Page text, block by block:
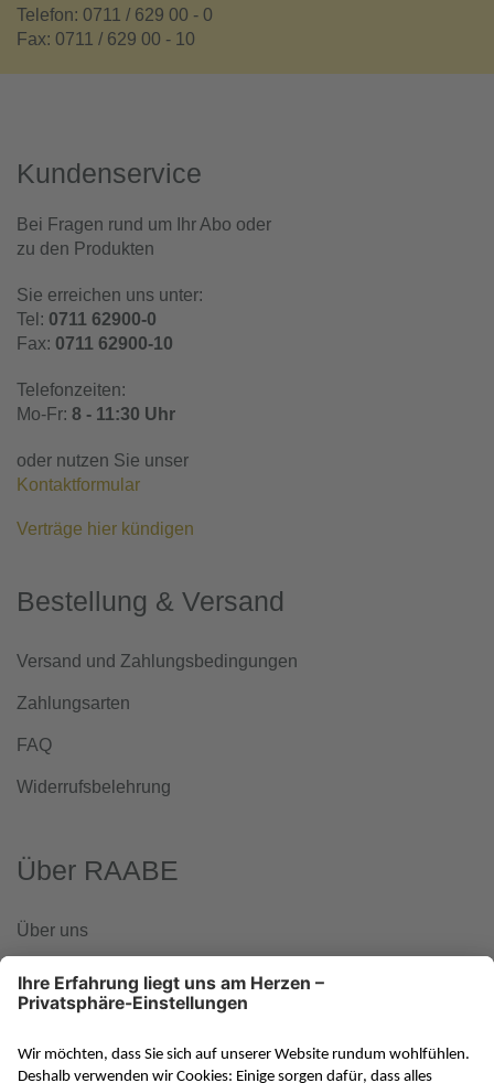
Telefon: 0711 / 629 00 - 0
Fax: 0711 / 629 00 - 10
Kundenservice
Bei Fragen rund um Ihr Abo oder
zu den Produkten
Sie erreichen uns unter:
Tel: 0711 62900-0
Fax: 0711 62900-10
Telefonzeiten:
Mo-Fr: 8 - 11:30 Uhr
oder nutzen Sie unser
Kontaktformular
Verträge hier kündigen
Bestellung & Versand
Versand und Zahlungsbedingungen
Zahlungsarten
FAQ
Widerrufsbelehrung
Über RAABE
Über uns
www.klett-gruppe.de
RAABE in den sozialen Medien